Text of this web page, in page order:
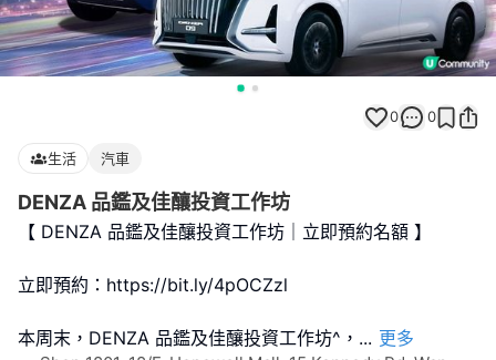
0 0
生活 汽車
DENZA 品鑑及佳釀投資工作坊
【 DENZA 品鑑及佳釀投資工作坊｜立即預約名額 】
立即預約：https://bit.ly/4pOCZzl
本周末，DENZA 品鑑及佳釀投資工作坊^， ... 更多